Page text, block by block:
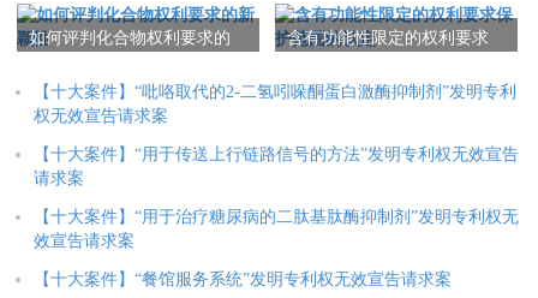
如何评判化合物权利要求的
含有功能性限定的权利要求
【十大案件】“吡咯取代的2-二氢吲哚酮蛋白激酶抑制剂”发明专利
权无效宣告请求案
【十大案件】“用于传送上行链路信号的方法”发明专利权无效宣告
请求案
【十大案件】“用于治疗糖尿病的二肽基肽酶抑制剂”发明专利权无
效宣告请求案
【十大案件】“餐馆服务系统”发明专利权无效宣告请求案